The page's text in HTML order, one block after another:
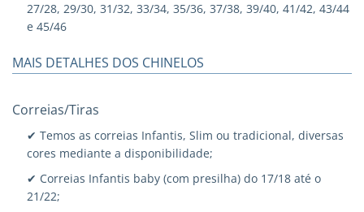
27/28, 29/30, 31/32, 33/34, 35/36, 37/38, 39/40, 41/42, 43/44
e 45/46
MAIS DETALHES DOS CHINELOS
Correias/Tiras
✔ Temos as correias Infantis, Slim ou tradicional, diversas
cores mediante a disponibilidade;
✔ Correias Infantis baby (com presilha) do 17/18 até o
21/22;